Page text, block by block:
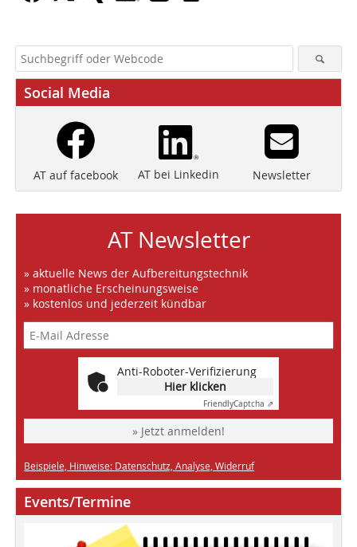
Social Media
AT auf facebook AT bei Linkedin Newsletter
AT Newsletter
» aktuelle News der Aufbereitungstechnik
» monatliche Erscheinungsweise
» kostenlos und jederzeit kündbar
Anti-Roboter-Verifizierung
Hier klicken
FriendlyCaptcha ⇗
» Jetzt anmelden!
Beispiele, Hinweise: Datenschutz, Analyse, Widerruf
Events/Termine